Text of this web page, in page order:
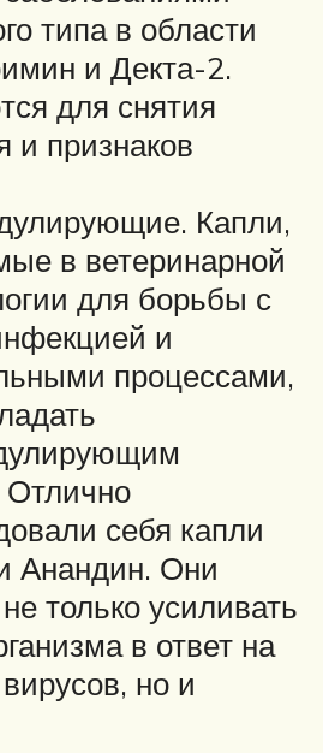
типа в области
и Декта-2.
для снятия
и признаков
Капли,
в ветеринарной
для борьбы с
и
процессами,
себя капли
Анандин. Они
только усиливать
в ответ на
но и